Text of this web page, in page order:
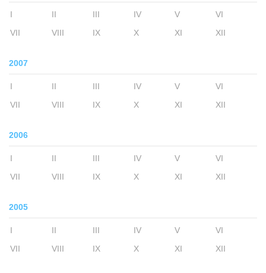
I II III IV V
VI
VII
VIII IX X XI XII
2007
I II III IV V
VI
VII
VIII IX X XI XII
2006
I II III IV V
VI
VII
VIII IX X XI XII
2005
I II III IV V
VI
VII
VIII IX X XI XII